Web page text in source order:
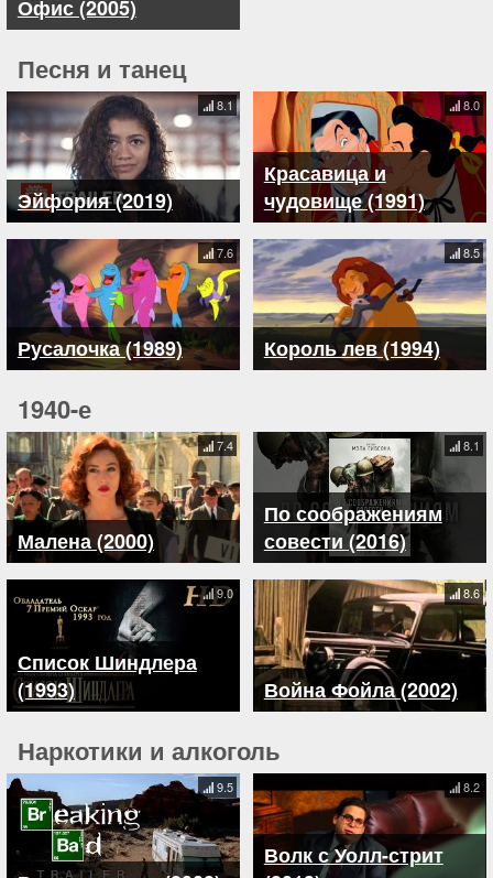
Офис (2005)
Песня и танец
Эйфория (2019)
8.1
Красавица и
чудовище (1991)
8.0
Русалочка (1989)
7.6
Король лев (1994)
8.5
1940-е
Малена (2000)
7.4
По соображениям
совести (2016)
8.1
Список Шиндлера
(1993)
9.0
Война Фойла (2002)
8.6
Наркотики и алкоголь
9.5
Волк с Уолл-стрит
8.2